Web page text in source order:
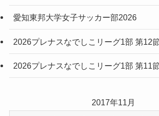
愛知東邦大学女子サッカー部2026
2026プレナスなでしこリーグ1部 第12
2026プレナスなでしこリーグ1部 第11
2017年11月